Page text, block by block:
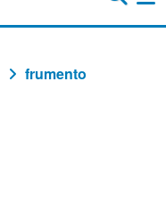
frumento